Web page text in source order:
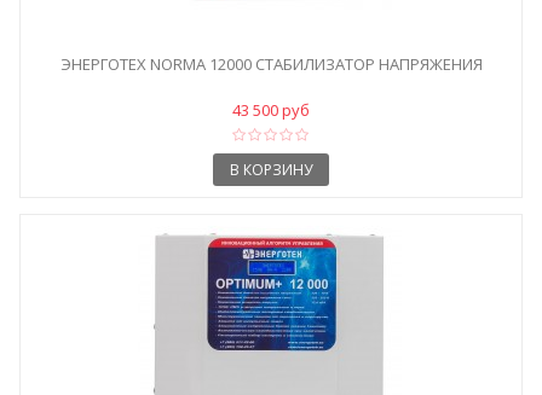
ЭНЕРГОТЕХ NORMA 12000 СТАБИЛИЗАТОР НАПРЯЖЕНИЯ
43 500 руб
В КОРЗИНУ